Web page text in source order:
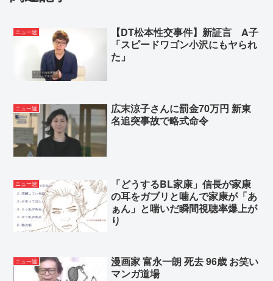
な！ポテトサラダ作りてしんどいんやで！💢」
楽しんご「ジャンポケ斉藤さんを貶めた女は気色悪
いとか言ってる癖にフェラするとか口だけは素直な
Powered by livedoor 相互RSS
ニュー速
【DT松本性交事件】新証言 A子
「スピードワゴン小沢にもヤられ
た」
ニュー速
広末涼子さんに罰金70万円 新東
名追突事故で略式命令
ニュー速
「どうするBL家康」信長が家康
の耳をガブリと噛んで家康が「あ
ぁん」と喘いだ瞬間視聴率爆上が
り
ニュー速
漫画家 富永一朗 死去 96歳 お笑い
マンガ道場